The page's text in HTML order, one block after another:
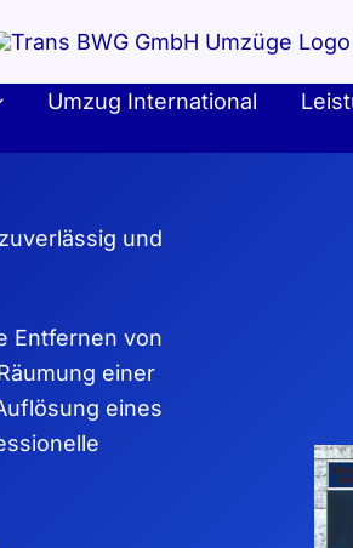
Umzug International
und
Entfernen von
einer
eines